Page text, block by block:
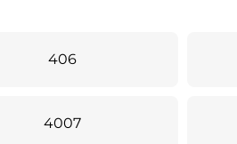
406
4007